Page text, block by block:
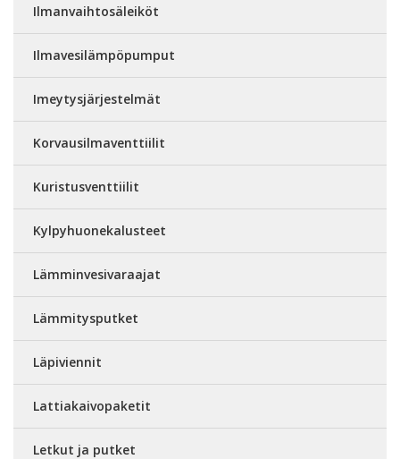
Ilmanvaihtosäleiköt
Ilmavesilämpöpumput
Imeytysjärjestelmät
Korvausilmaventtiilit
Kuristusventtiilit
Kylpyhuonekalusteet
Lämminvesivaraajat
Lämmitysputket
Läpiviennit
Lattiakaivopaketit
Letkut ja putket